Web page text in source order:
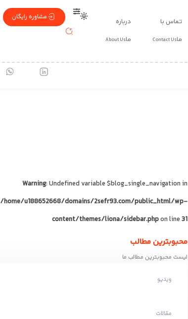
تماس با
ماContact Us
درباره
ماAbout Us
مشاوره رایگان
Warning: Undefined variable $blog_single_navigation in
/home/u188652668/domains/2sefr93.com/public_html/wp-
content/themes/liona/sidebar.phpon line31
محبوبترین مطالب
لیست محبوبترین مطالب ما
ویدیو
مقالات